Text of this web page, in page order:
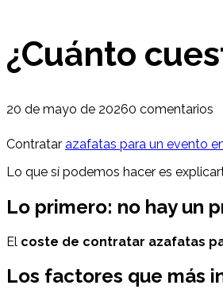
¿Cuánto
20 de mayo de 20260 comentarios
Contratar azafatas para un evento
Lo que sí podemos hacer es
Lo primero: no hay un
El coste de contratar azafatas
Los factores que más